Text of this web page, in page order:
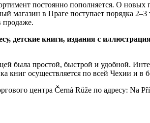
постоянно пополняется. О
магазин в Праге поступает порядка 2–3
продаже.
детские книги, издания с
была простой, быстрой и удобной.
книг осуществляется по всей Чехии и
центра Černá Růže по адресу: Na